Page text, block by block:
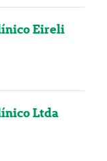
Eireli
Ltda